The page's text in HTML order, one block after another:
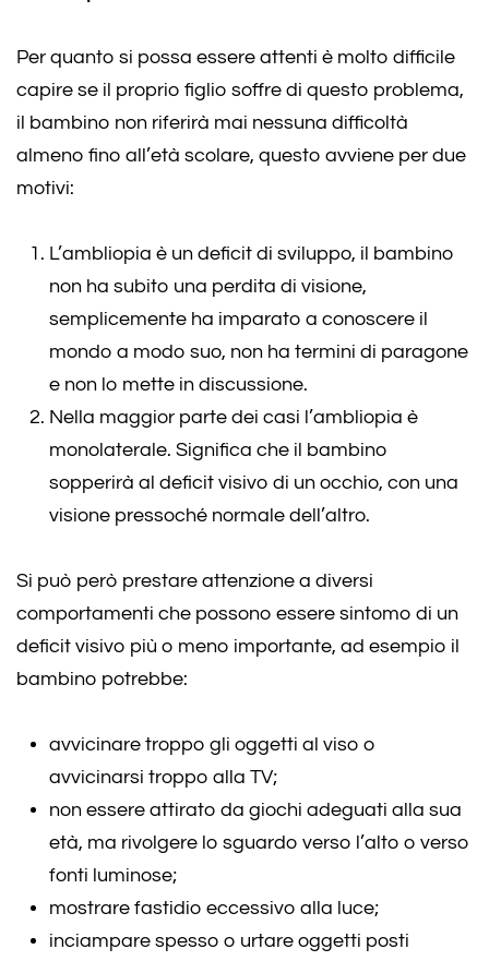
Per quanto si possa essere attenti è molto difficile
capire se il proprio figlio soffre di questo problema,
il bambino non riferirà mai nessuna difficoltà
almeno fino all’età scolare, questo avviene per due
motivi:
L’ambliopia è un deficit di sviluppo, il bambino
non ha subito una perdita di visione,
semplicemente ha imparato a conoscere il
mondo a modo suo, non ha termini di paragone
e non lo mette in discussione.
Nella maggior parte dei casi l’ambliopia è
monolaterale. Significa che il bambino
sopperirà al deficit visivo di un occhio, con una
visione pressoché normale dell’altro.
Si può però prestare attenzione a diversi
comportamenti che possono essere sintomo di un
deficit visivo più o meno importante, ad esempio il
bambino potrebbe:
avvicinare troppo gli oggetti al viso o
avvicinarsi troppo alla TV;
non essere attirato da giochi adeguati alla sua
età, ma rivolgere lo sguardo verso l’alto o verso
fonti luminose;
mostrare fastidio eccessivo alla luce;
inciampare spesso o urtare oggetti posti